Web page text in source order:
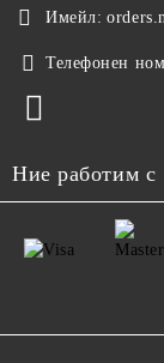
Имейл:
Телефонен
Ние работим с